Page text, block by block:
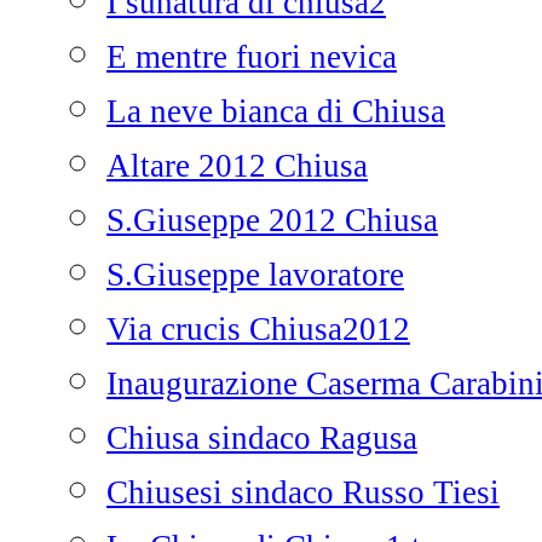
E mentre fuori nevica
La neve bianca di Chiusa
Altare 2012 Chiusa
S.Giuseppe 2012 Chiusa
S.Giuseppe lavoratore
Via crucis Chiusa2012
Inaugurazione Caserma
Chiusa sindaco Ragusa
Chiusesi sindaco Russo Tiesi